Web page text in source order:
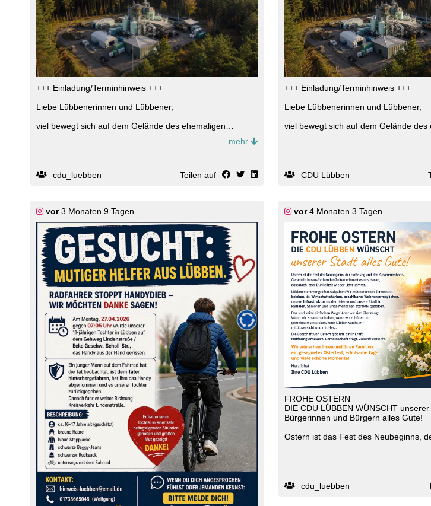
+++ Einladung/Terminhinweis +++
Liebe Lübbenerinnen und Lübbener,
viel bewegt sich auf dem Gelände des ehemaligen
Mittelstand von der Ansiedlung profitieren? Und welche
haben vom Spreewerk Lübben Delaborierung GmbH,
Herrn Mehlhorn eingeladen, der gern konkretere Einblicke
Seien Sie herzlich willkommen am
Donnerstag, den 09.Juli, um 18:00 Uhr
Spielbergstraße 3 in 15907 Lübben
im Café Lange.
mehr
cdu_luebben Teilen auf
+++ Einladung/Terminhinweis +++
Liebe Lübbenerinnen und Lübbener,
viel bewegt sich auf dem Gelände des
Mittelstand von der Ansiedlung
haben vom Spreewerk Lübben
Seien Sie herzlich willkommen am
Donnerstag, den 09.Juli, um 18:00 Uhr
Spielbergstraße 3 in 15907 Lübben
im Café Lange.
CDU Lübben
vor3 Monaten 9 Tagen vor4 Monaten 3 Tagen
FROHE OSTERN
DIE CDU LÜBBEN WÜNSCHT
Bürgerinnen und Bürgern alles Gute!
Ostern ist das Fest des Neubeginns,
erinnert es uns daran, dass nach
Innenstadt beleben, die Wirtschaft
Wohnen ermöglichen, unsere
cdu_luebben